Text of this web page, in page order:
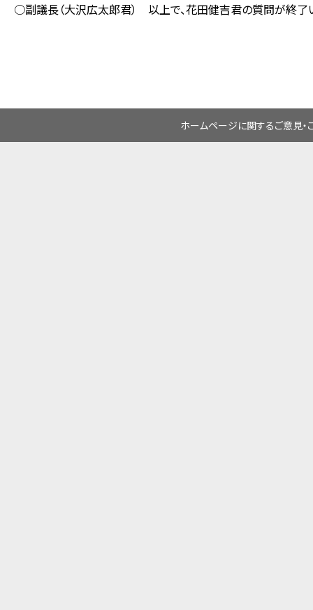
○副議長（大沢広太郎君） 以上で、花田健吉君の質問が終了
ホームページに関するご意見・